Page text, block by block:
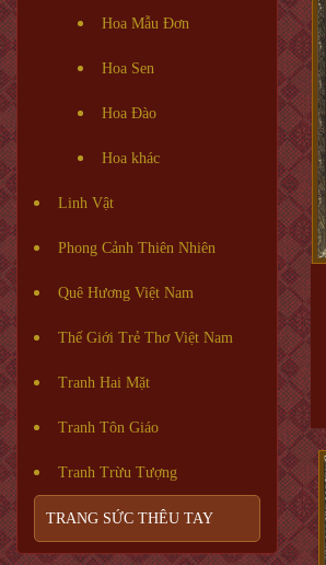
Hoa Mẫu Đơn
Hoa Sen
Hoa Đào
Hoa khác
Linh Vật
Phong Cảnh Thiên Nhiên
Quê Hương Việt Nam
Thế Giới Trẻ Thơ Việt Nam
Tranh Hai Mặt
Tranh Tôn Giáo
Tranh Trừu Tượng
TRANG SỨC THÊU TAY